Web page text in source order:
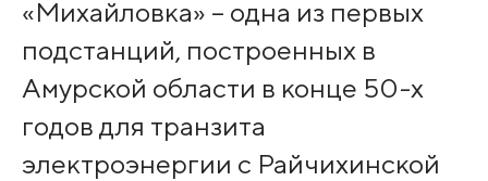
«Михайловка» – одна из первых
подстанций, построенных в
Амурской области в конце 50-х
годов для транзита
электроэнергии с Райчихинской